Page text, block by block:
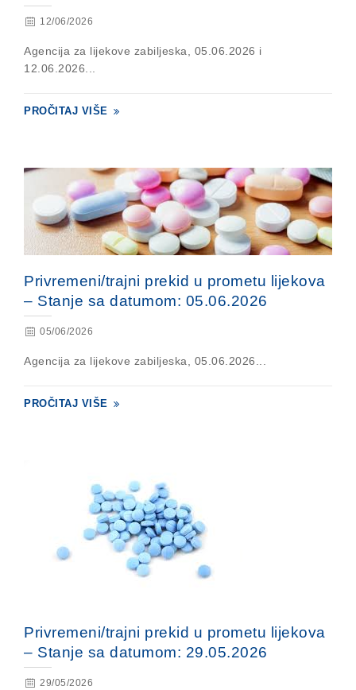
12/06/2026
Agencija za lijekove zabiljeska, 05.06.2026 i
12.06.2026...
PROČITAJ VIŠE
Privremeni/trajni prekid u prometu lijekova
– Stanje sa datumom: 05.06.2026
05/06/2026
Agencija za lijekove zabiljeska, 05.06.2026...
PROČITAJ VIŠE
Privremeni/trajni prekid u prometu lijekova
– Stanje sa datumom: 29.05.2026
29/05/2026